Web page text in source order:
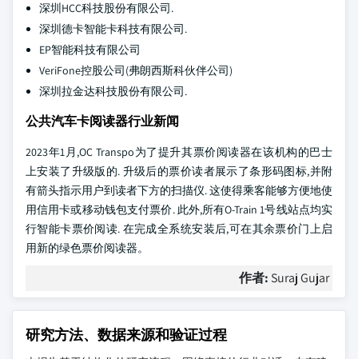
深圳HCC科技股份有限公司.
深圳德卡智能卡科技有限公司.
EP智能科技有限公司
VeriFone控股公司(弗朗西斯科伙伴公司)
深圳拉金达科技股份有限公司.
公共汽车卡阅读器行业新闻
2023年1月,OC Transpo为了提升其票价阅读器在该机构的巴士
上安装了升级版的. 升级后的票价读者展示了条形码图标,并附
有箭头指示用户到读者下方的扫描仪. 这使得乘客能够方便地使
用信用卡或移动钱包支付票价. 此外,所有O-Train 1号线站点均实
行智能卡票价阅读. 在完成全系统安装后,可在其余票价门上启
用新的绿色票价阅读器。
作者: Suraj Gujar
研究方法、数据来源和验证过程